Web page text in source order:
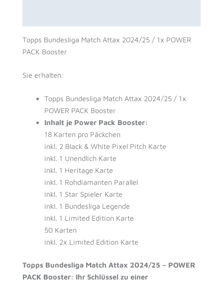
Topps Bundesliga Match Attax 2024/25 / 1x POWER
PACK Booster
Sie erhalten:
Topps Bundesliga Match Attax 2024/25 / 1x
POWER PACK Booster
Inhalt je Power Pack Booster:
18 Karten pro Päckchen
inkl. 2 Black & White Pixel Pitch Karte
inkl. 1 Unendlich Karte
inkl. 1 Heritage Karte
inkl. 1 Rohdiamanten Parallel
inkl. 1 Star Spieler Karte
inkl. 1 Bundesliga Legende
inkl. 1 Limited Edition Karte
50 Karten
inkl. 2x Limited Edition Karte
Topps Bundesliga Match Attax 2024/25 – POWER
PACK Booster: Ihr Schlüssel zu einer